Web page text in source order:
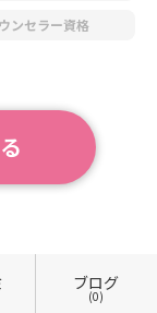
ンセラー資格
ブログ
(0)